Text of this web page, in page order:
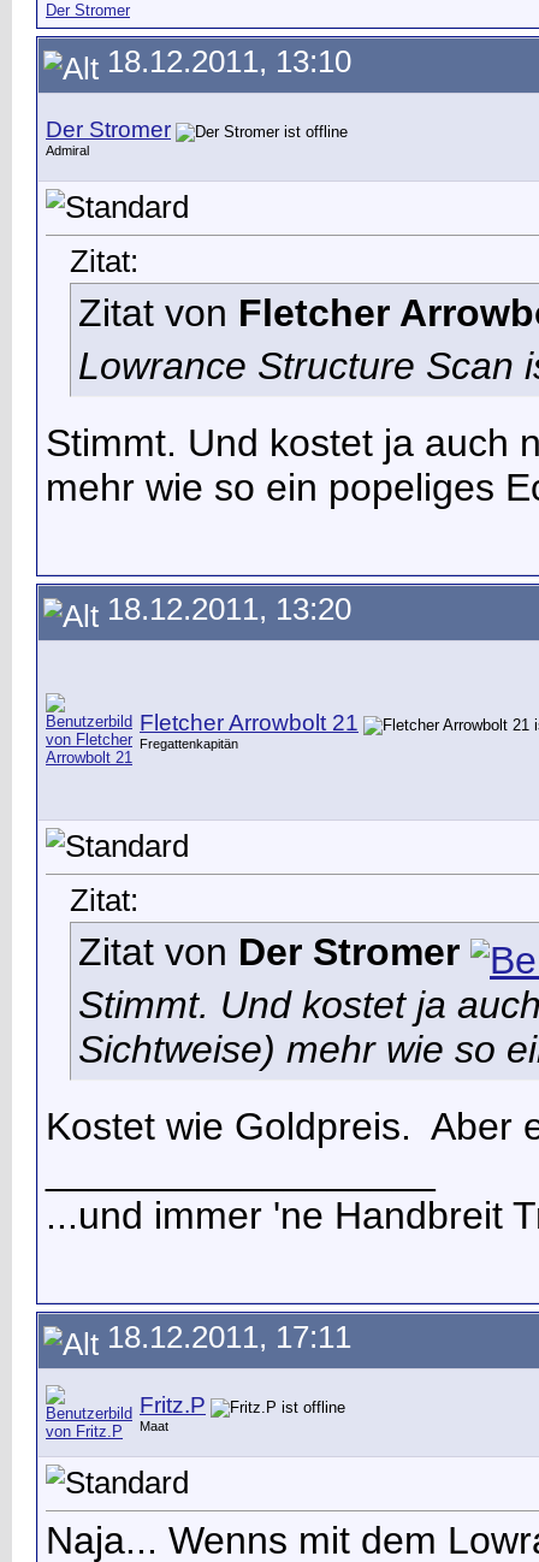
Der Stromer
18.12.2011, 13:10
Der Stromer
Admiral
Zitat:
Zitat von Fletcher
Lowrance Structure Scan
Stimmt. Und kostet ja auch
mehr wie so ein popeliges
18.12.2011, 13:20
Fletcher Arrowbolt 21
Fregattenkapitän
Zitat:
Zitat von Der Stromer
Stimmt. Und kostet ja
Sichtweise) mehr wie so
Kostet wie Goldpreis. Aber
...und immer 'ne Handbreit
18.12.2011, 17:11
Fritz.P
Maat
Naja... Wenns mit dem